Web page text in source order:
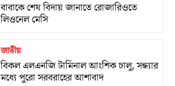
বাবাকে শেষ বিদায় জানাতে রোজারিওতে
লিওনেল মেসি
জাতীয়
বিকল এলএনজি টার্মিনাল আংশিক চালু, সন্ধ্যার
মধ্যে পুরো সরবরাহের আশাবাদ